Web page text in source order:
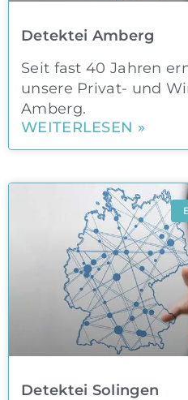
Detektei Amberg
Seit fast 40 Jahren
unsere Privat- und
Amberg.
WEITERLESEN »
Detektei Solingen